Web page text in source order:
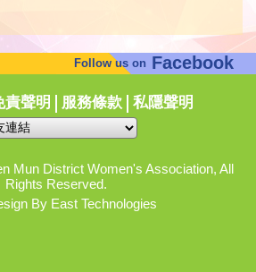
Follow us on Facebook
責聲明 服務條款 私隱聲明
Mun District Women's Association, All
Rights Reserved.
By East Technologies